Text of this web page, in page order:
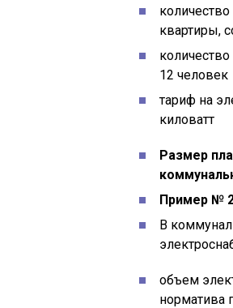
квартиры,
12 человек
тариф на
киловатт
Размер
Пример №
В
объем
норматива